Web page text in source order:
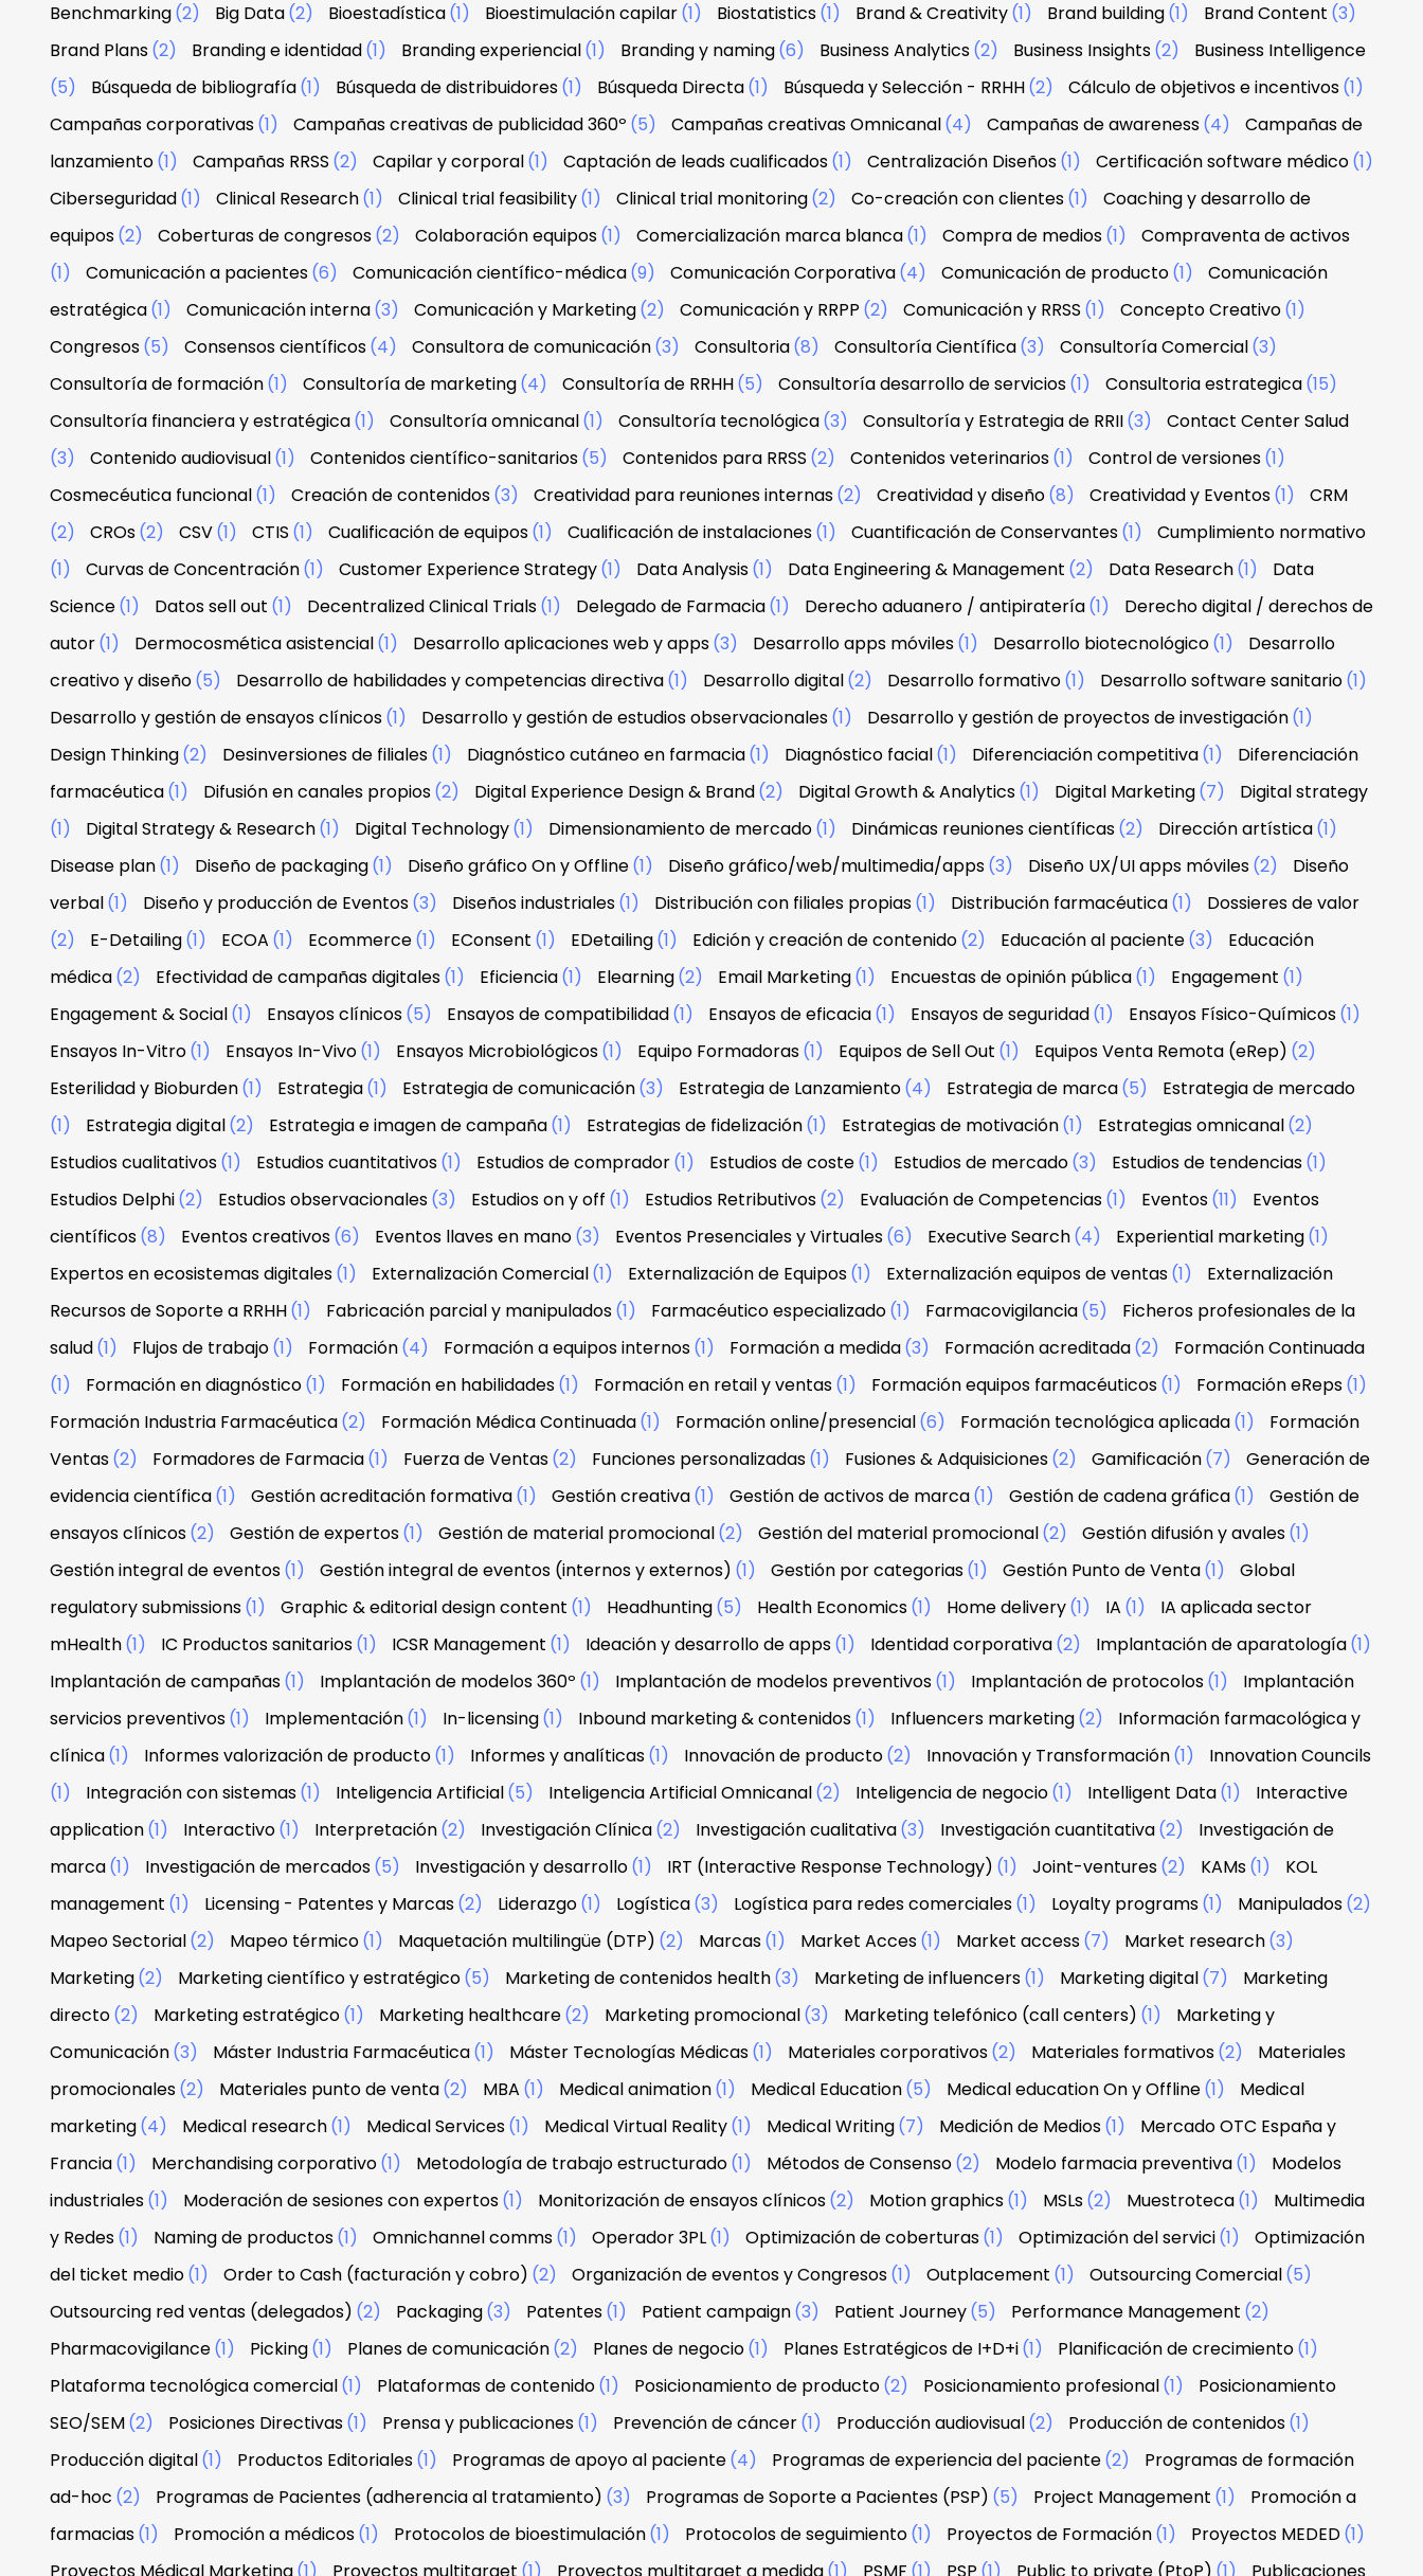
Benchmarking(2) Big Data(2) Bioestadística(1) Bioestimulación capilar(1) Biostatistics(1) Brand & Creativity(1) Brand building(1) Brand Content (3)
Brand Plans(2) Branding e identidad(1) Branding experiencial(1) Branding y naming(6) Business Analytics(2) Business Insights(2)
Business Intelligence
(5)
Búsqueda de bibliografía(1) Búsqueda de distribuidores(1) Búsqueda Directa(1) Búsqueda y Selección - RRHH(2) Cálculo de objetivos e incentivos(1)
Campañas corporativas(1) Campañas creativas de publicidad 360º (5) Campañas creativas Omnicanal(4) Campañas de awareness(4)
Campañas de
lanzamiento(1) Campañas RRSS (2) Capilar y corporal(1) Captación de leads cualificados(1) Centralización Diseños(1) Certificación software médico(1)
Ciberseguridad(1) Clinical Research(1) Clinical trial feasibility(1) Clinical trial monitoring(2) Co-creación con clientes(1)
Coaching y desarrollo de
equipos(2) Coberturas de congresos(2) Colaboración equipos(1) Comercialización marca blanca(1) Compra de medios(1)
Compraventa de activos
(1)
Comunicación a pacientes(6) Comunicación científico-médica(9) Comunicación Corporativa(4) Comunicación de producto(1)
Comunicación
estratégica(1) Comunicación interna(3) Comunicación y Marketing(2) Comunicación y RRPP (2) Comunicación y RRSS (1) Concepto Creativo(1)
Congresos(5) Consensos científicos(4) Consultora de comunicación(3) Consultoria(8) Consultoría Científica(3) Consultoría Comercial(3)
Consultoría de formación(1) Consultoría de marketing(4) Consultoría de RRHH(5) Consultoría desarrollo de servicios(1) Consultoria estrategica(15)
Consultoría financiera y estratégica(1) Consultoría omnicanal(1) Consultoría tecnológica(3) Consultoría y Estrategia de RRII(3)
Contact Center Salud
(3)
Contenido audiovisual(1) Contenidos científico-sanitarios(5) Contenidos para RRSS (2) Contenidos veterinarios(1) Control de versiones(1)
Cosmecéutica funcional(1) Creación de contenidos(3) Creatividad para reuniones internas(2) Creatividad y diseño(8) Creatividad y Eventos(1)
CRM
(2)
CROs(2) CSV(1) CTIS (1) Cualificación de equipos(1) Cualificación de instalaciones(1) Cuantificación de Conservantes(1)
Cumplimiento normativo
(1)
Curvas de Concentración(1) Customer Experience Strategy(1) Data Analysis(1) Data Engineering & Management (2) Data Research(1)
Data
Science(1) Datos sell out (1) Decentralized Clinical Trials(1) Delegado de Farmacia(1) Derecho aduanero / antipiratería(1)
Derecho digital / derechos de
autor(1) Dermocosmética asistencial(1) Desarrollo aplicaciones web y apps(3) Desarrollo apps móviles(1) Desarrollo biotecnológico(1)
Desarrollo
creativo y diseño(5) Desarrollo de habilidades y competencias directiva(1) Desarrollo digital(2) Desarrollo formativo(1) Desarrollo software sanitario(1)
Desarrollo y gestión de ensayos clínicos(1) Desarrollo y gestión de estudios observacionales(1) Desarrollo y gestión de proyectos de investigación(1)
Design Thinking(2) Desinversiones de filiales(1) Diagnóstico cutáneo en farmacia(1) Diagnóstico facial(1) Diferenciación competitiva(1)
Diferenciación
farmacéutica(1) Difusión en canales propios(2) Digital Experience Design & Brand(2) Digital Growth & Analytics(1) Digital Marketing(7)
Digital strategy
(1)
Digital Strategy & Research(1) Digital Technology(1) Dimensionamiento de mercado(1) Dinámicas reuniones científicas(2) Dirección artística(1)
Disease plan(1) Diseño de packaging(1) Diseño gráfico On y Offline(1) Diseño gráfico/web/multimedia/apps(3) Diseño UX/UI apps móviles(2)
Diseño
verbal(1) Diseño y producción de Eventos(3) Diseños industriales(1) Distribución con filiales propias(1) Distribución farmacéutica(1)
Dossieres de valor
(2)
E-Detailing(1) ECOA (1) Ecommerce(1) EConsent (1) EDetailing(1) Edición y creación de contenido(2) Educación al paciente(3)
Educación
médica(2) Efectividad de campañas digitales(1) Eficiencia(1) Elearning(2) Email Marketing(1) Encuestas de opinión pública(1) Engagement (1)
Engagement & Social(1) Ensayos clínicos(5) Ensayos de compatibilidad(1) Ensayos de eficacia(1) Ensayos de seguridad(1) Ensayos Físico-Químicos(1)
Ensayos In-Vitro(1) Ensayos In-Vivo(1) Ensayos Microbiológicos(1) Equipo Formadoras(1) Equipos de Sell Out (1) Equipos Venta Remota (eRep) (2)
Esterilidad y Bioburden(1) Estrategia(1) Estrategia de comunicación(3) Estrategia de Lanzamiento(4) Estrategia de marca(5)
Estrategia de mercado
(1)
Estrategia digital(2) Estrategia e imagen de campaña(1) Estrategias de fidelización(1) Estrategias de motivación(1) Estrategias omnicanal(2)
Estudios cualitativos(1) Estudios cuantitativos(1) Estudios de comprador(1) Estudios de coste(1) Estudios de mercado(3) Estudios de tendencias(1)
Estudios Delphi(2) Estudios observacionales(3) Estudios on y off (1) Estudios Retributivos(2) Evaluación de Competencias(1) Eventos(11)
Eventos
científicos(8) Eventos creativos(6) Eventos llaves en mano(3) Eventos Presenciales y Virtuales(6) Executive Search(4) Experiential marketing(1)
Expertos en ecosistemas digitales(1) Externalización Comercial(1) Externalización de Equipos(1) Externalización equipos de ventas(1)
Externalización
Recursos de Soporte a RRHH(1) Fabricación parcial y manipulados(1) Farmacéutico especializado(1) Farmacovigilancia(5)
Ficheros profesionales de la
salud(1) Flujos de trabajo(1) Formación(4) Formación a equipos internos(1) Formación a medida(3) Formación acreditada(2)
Formación Continuada
(1)
Formación en diagnóstico(1) Formación en habilidades(1) Formación en retail y ventas(1) Formación equipos farmacéuticos(1) Formación eReps(1)
Formación Industria Farmacéutica(2) Formación Médica Continuada(1) Formación online/presencial(6) Formación tecnológica aplicada(1)
Formación
Ventas(2) Formadores de Farmacia(1) Fuerza de Ventas(2) Funciones personalizadas(1) Fusiones & Adquisiciones(2) Gamificación(7)
Generación de
evidencia científica(1) Gestión acreditación formativa(1) Gestión creativa(1) Gestión de activos de marca(1) Gestión de cadena gráfica(1)
Gestión de
ensayos clínicos(2) Gestión de expertos(1) Gestión de material promocional(2) Gestión del material promocional(2) Gestión difusión y avales(1)
Gestión integral de eventos(1) Gestión integral de eventos (internos y externos) (1) Gestión por categorias(1) Gestión Punto de Venta(1)
Global
regulatory submissions(1) Graphic & editorial design content (1) Headhunting(5) Health Economics(1) Home delivery(1) IA (1)
IA aplicada sector
mHealth(1) IC Productos sanitarios(1) ICSR Management (1) Ideación y desarrollo de apps(1) Identidad corporativa(2) Implantación de aparatología(1)
Implantación de campañas(1) Implantación de modelos 360º (1) Implantación de modelos preventivos(1) Implantación de protocolos(1)
Implantación
servicios preventivos(1) Implementación(1) In-licensing(1) Inbound marketing & contenidos(1) Influencers marketing(2)
Información farmacológica y
clínica(1) Informes valorización de producto(1) Informes y analíticas(1) Innovación de producto(2) Innovación y Transformación(1)
Innovation Councils
(1)
Integración con sistemas(1) Inteligencia Artificial(5) Inteligencia Artificial Omnicanal(2) Inteligencia de negocio(1) Intelligent Data(1)
Interactive
application(1) Interactivo(1) Interpretación(2) Investigación Clínica(2) Investigación cualitativa(3) Investigación cuantitativa(2)
Investigación de
marca(1) Investigación de mercados(5) Investigación y desarrollo(1) IRT (Interactive Response Technology) (1) Joint-ventures(2) KAMs(1)
KOL
management (1) Licensing - Patentes y Marcas(2) Liderazgo(1) Logística(3) Logística para redes comerciales(1) Loyalty programs(1) Manipulados(2)
Mapeo Sectorial(2) Mapeo térmico(1) Maquetación multilingüe (DTP) (2) Marcas(1) Market Acces(1) Market access(7) Market research(3)
Marketing(2) Marketing científico y estratégico(5) Marketing de contenidos health(3) Marketing de influencers(1) Marketing digital(7)
Marketing
directo(2) Marketing estratégico(1) Marketing healthcare(2) Marketing promocional(3) Marketing telefónico (call centers) (1)
Marketing y
Comunicación(3) Máster Industria Farmacéutica(1) Máster Tecnologías Médicas(1) Materiales corporativos(2) Materiales formativos(2)
Materiales
promocionales(2) Materiales punto de venta(2) MBA (1) Medical animation(1) Medical Education(5) Medical education On y Offline(1)
Medical
marketing(4) Medical research(1) Medical Services(1) Medical Virtual Reality(1) Medical Writing(7) Medición de Medios(1)
Mercado OTC España y
Francia(1) Merchandising corporativo(1) Metodología de trabajo estructurado(1) Métodos de Consenso(2) Modelo farmacia preventiva(1)
Modelos
industriales(1) Moderación de sesiones con expertos(1) Monitorización de ensayos clínicos(2) Motion graphics(1) MSLs(2) Muestroteca(1)
Multimedia
y Redes(1) Naming de productos(1) Omnichannel comms(1) Operador 3PL(1) Optimización de coberturas(1) Optimización del servici(1)
Optimización
del ticket medio(1) Order to Cash (facturación y cobro) (2) Organización de eventos y Congresos(1) Outplacement (1) Outsourcing Comercial(5)
Outsourcing red ventas (delegados) (2) Packaging(3) Patentes(1) Patient campaign(3) Patient Journey(5) Performance Management (2)
Pharmacovigilance(1) Picking(1) Planes de comunicación(2) Planes de negocio(1) Planes Estratégicos de I+D+i(1) Planificación de crecimiento(1)
Plataforma tecnológica comercial(1) Plataformas de contenido(1) Posicionamiento de producto(2) Posicionamiento profesional(1)
Posicionamiento
SEO/SEM(2) Posiciones Directivas(1) Prensa y publicaciones(1) Prevención de cáncer(1) Producción audiovisual(2) Producción de contenidos(1)
Producción digital(1) Productos Editoriales(1) Programas de apoyo al paciente(4) Programas de experiencia del paciente(2)
Programas de formación
ad-hoc (2) Programas de Pacientes (adherencia al tratamiento) (3) Programas de Soporte a Pacientes (PSP) (5) Project Management (1)
Promoción a
farmacias(1) Promoción a médicos(1) Protocolos de bioestimulación(1) Protocolos de seguimiento(1) Proyectos de Formación(1) Proyectos MEDED(1)